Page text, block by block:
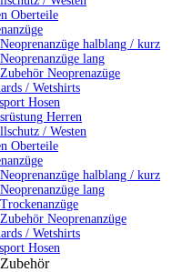
Oberteile
Neoprenanzüge halblang / kurz
Neoprenanzüge lang
Zubehör Neoprenazüge
/ Wetshirts
Hosen
Herren
/ Westen
Oberteile
Neoprenanzüge halblang / kurz
Neoprenanzüge lang
Trockenanzüge
Zubehör Neoprenanzüge
/ Wetshirts
Hosen